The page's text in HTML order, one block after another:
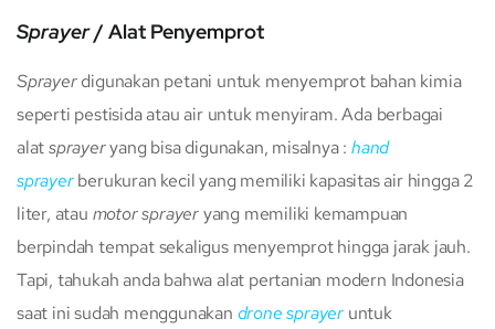
Sprayer/ Alat Penyemprot
Sprayerdigunakan petani untuk menyemprot bahan kimia
seperti pestisida atau air untuk menyiram. Ada berbagai
alatsprayeryang bisa digunakan, misalnya :hand
sprayer berukuran kecil yang memiliki kapasitas air hingga 2
liter, atau motor sprayeryang memiliki kemampuan
berpindah tempat sekaligus menyemprot hingga jarak jauh.
Tapi, tahukah anda bahwa alat pertanian modern Indonesia
saat ini sudah menggunakan drone sprayer untuk